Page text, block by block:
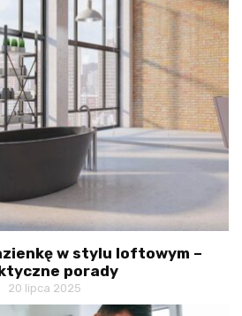
w stylu loftowym –
porady
20 lipca 2025